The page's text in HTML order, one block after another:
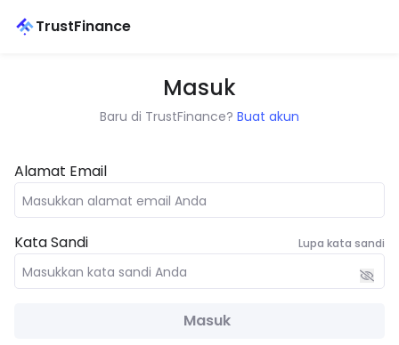
TrustFinance
Masuk
Baru di TrustFinance? Buat akun
Alamat Email
Kata Sandi Lupa kata sandi
Masuk